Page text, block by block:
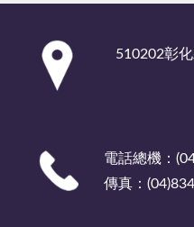
510202彰
電話總機：
傳真：